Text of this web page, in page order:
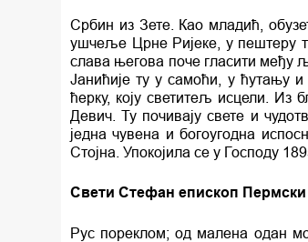
Србин из Зете. Као младић,
ушчеље Црне Ријеке, у пештеру
слава његова поче гласити међу
Јанићије ту у самоћи, у ћутању
ћерку, коју светитељ исцели. Из
Девич. Ту почивају свете и
једна чувена и богоугодна
Стојна. Упокојила се у Господу
Свети Стефан епископ Пермски
Рус пореклом; од малена одан